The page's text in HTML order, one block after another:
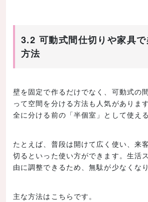
3.2 可動式間仕切りや家具
方法
壁を固定で作るだけでなく、可動式の
って空間を分ける方法も人気がありま
全に分ける前の「半個室」として使え
たとえば、普段は開けて広く使い、来
切るといった使い方ができます。生活
由に調整できるため、無駄が少なくなり
主な方法はこちらです。